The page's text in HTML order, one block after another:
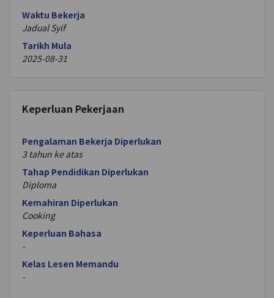
Waktu Bekerja
Jadual Syif
Tarikh Mula
2025-08-31
Keperluan Pekerjaan
Pengalaman Bekerja Diperlukan
3 tahun ke atas
Tahap Pendidikan Diperlukan
Diploma
Kemahiran Diperlukan
Cooking
Keperluan Bahasa
-
Kelas Lesen Memandu
-